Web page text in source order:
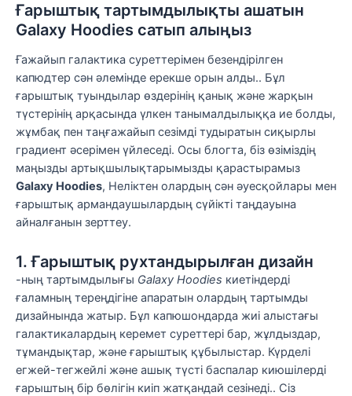
Ғарыштық тартымдылықты ашатын
Galaxy Hoodies сатып алыңыз
Ғажайып галактика суреттерімен безендірілген
капюдтер сән әлемінде ерекше орын алды.. Бұл
ғарыштық туындылар өздерінің қанық және жарқын
түстерінің арқасында үлкен танымалдылыққа ие болды,
жұмбақ пен таңғажайып сезімді тудыратын сиқырлы
градиент әсерімен үйлеседі. Осы блогта, біз өзіміздің
маңызды артықшылықтарымызды қарастырамыз
Galaxy Hoodies, Неліктен олардың сән әуесқойлары мен
ғарыштық армандаушылардың сүйікті таңдауына
айналғанын зерттеу.
1. Ғарыштық рухтандырылған дизайн
-ның тартымдылығы Galaxy Hoodies киетіндерді
ғаламның тереңдігіне апаратын олардың тартымды
дизайнында жатыр. Бұл капюшондарда жиі алыстағы
галактикалардың керемет суреттері бар, жұлдыздар,
тұмандықтар, және ғарыштық құбылыстар. Күрделі
егжей-тегжейлі және ашық түсті баспалар киюшілерді
ғарыштың бір бөлігін киіп жатқандай сезінеді.. Сіз